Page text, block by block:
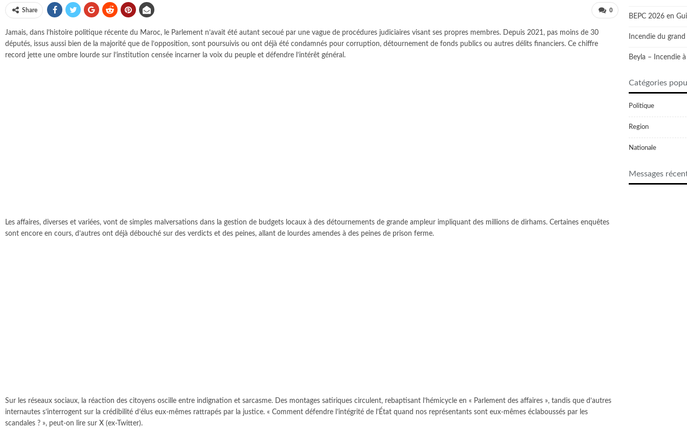
0
Share
Jamais, dans l’histoire politique récente du Maroc, le Parlement n’avait été autant secoué par une vague de procédures judiciaires visant ses propres membres. Depuis 2021, pas moins de 30
députés, issus aussi bien de la majorité que de l’opposition, sont poursuivis ou ont déjà été condamnés pour corruption, détournement de fonds publics ou autres délits financiers. Ce chiffre
record jette une ombre lourde sur l’institution censée incarner la voix du peuple et défendre l’intérêt général.
Les affaires, diverses et variées, vont de simples malversations dans la gestion de budgets locaux à des détournements de grande ampleur impliquant des millions de dirhams. Certaines enquêtes
sont encore en cours, d’autres ont déjà débouché sur des verdicts et des peines, allant de lourdes amendes à des peines de prison ferme.
Sur les réseaux sociaux, la réaction des citoyens oscille entre indignation et sarcasme. Des montages satiriques circulent, rebaptisant l’hémicycle en « Parlement des affaires », tandis que d’autres
internautes s’interrogent sur la crédibilité d’élus eux-mêmes rattrapés par la justice. « Comment défendre l’intégrité de l’État quand nos représentants sont eux-mêmes éclaboussés par les
scandales ? », peut-on lire sur X (ex-Twitter).
BEPC 2026 en
Incendie du
Beyla – Incendie
Catégories
Politique
Region
Nationale
Messages